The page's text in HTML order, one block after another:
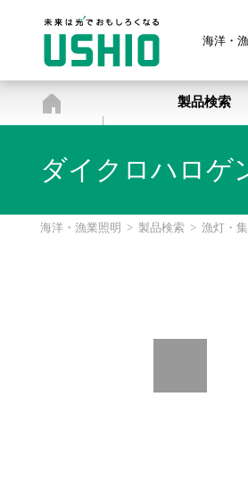
海洋・
海洋・
製品検索
ダイクロハロゲ
海洋・漁業照明 > 製品検索 > 漁灯・